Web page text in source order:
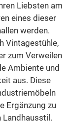
Liebsten am
eines dieser
werden.
Vintagestühle,
zum Verweilen
Ambiente und
aus. Diese
Ergänzung zu
Landhausstil.